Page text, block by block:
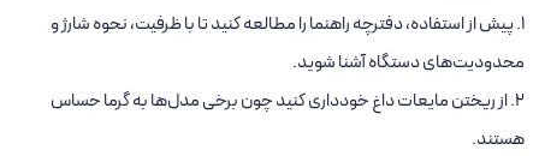
1. پیش از استفاده، دفترچه راهنما را مطالعه کنید تا با ظرفیت، نحوه شارژ و
محدودیت‌های دستگاه آشنا شوید.
2. از ریختن مایعات داغ خودداری کنید چون برخی مدل‌ها به گرما حساس
هستند.